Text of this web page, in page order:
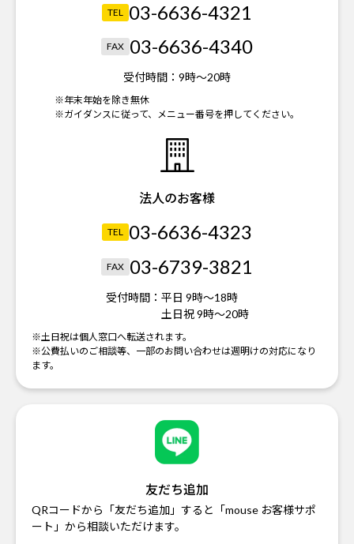
TEL 03-6636-4321
FAX 03-6636-4340
受付時間： 9時～20時
※年末年始を除き無休
※ガイダンスに従って、メニュー番号を押してください。
法人のお客様
TEL 03-6636-4323
FAX 03-6739-3821
受付時間： 平日 9時～18時
土日祝 9時～20時
※土日祝は個人窓口へ転送されます。
※公費払いのご相談等、一部のお問い合わせは週明けの対応になり
ます。
友だち追加
QRコードから「友だち追加」すると「mouse お客様サポ
ート」から相談いただけます。